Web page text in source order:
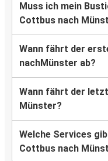
Muss ich mein
Cottbus nach
Wann fährt der
nachMünster ab?
Wann fährt der
Münster?
Welche Services
Cottbus nach